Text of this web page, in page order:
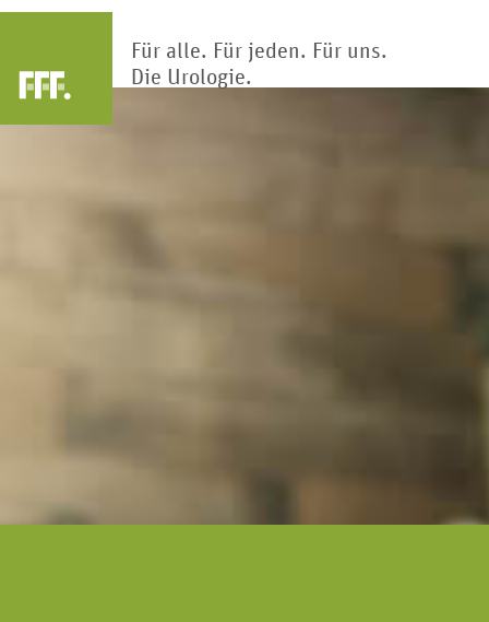
Für alle. Für jeden. Für uns.
Die Urologie.
Geschlechtsorgan lässt sich in drei
Bereiche unterteilen.
Harnblase und